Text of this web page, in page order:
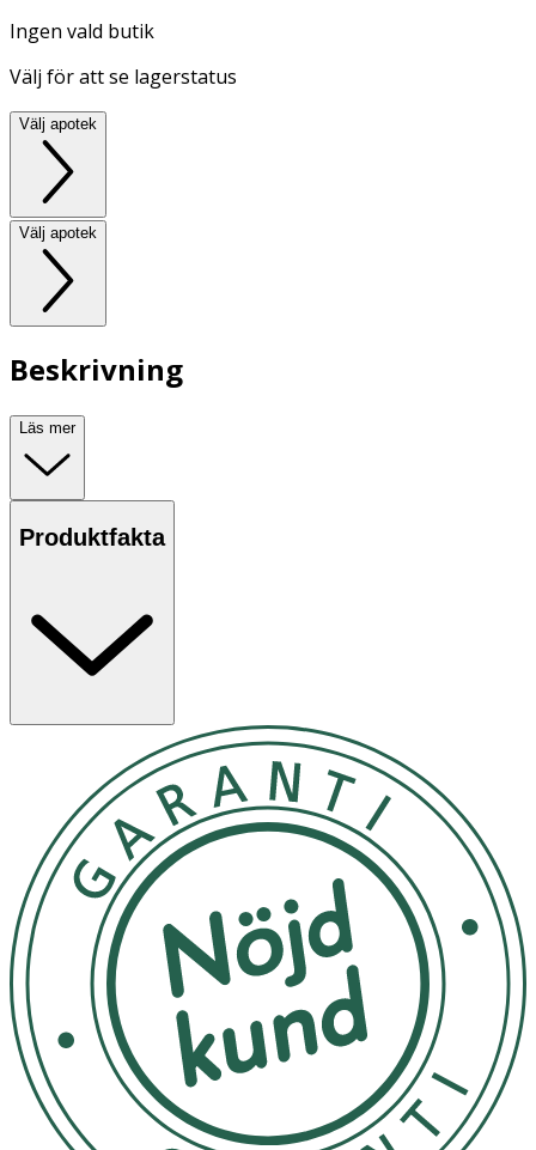
Ingen vald butik
Välj för att se lagerstatus
Välj apotek
Välj apotek
Beskrivning
Läs mer
Produktfakta